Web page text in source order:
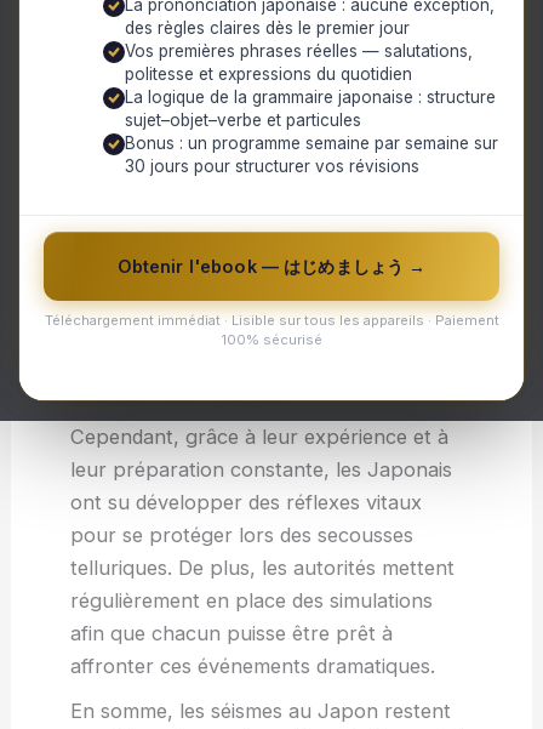
La prononciation japonaise : aucune exception,
des règles claires dès le premier jour
Vos premières phrases réelles — salutations,
politesse et expressions du quotidien
La logique de la grammaire japonaise : structure
sujet–objet–verbe et particules
Bonus : un programme semaine par semaine sur
30 jours pour structurer vos révisions
Obtenir l'ebook — はじめましょう →
Téléchargement immédiat · Lisible sur tous les appareils · Paiement
100% sécurisé
destructeurs qui ont causé des milliers de
victimes et d’importants dégâts matériels.
Malgré sa technologie avancée en matière
de construction parasismique, le Japon
doit encore faire face aux conséquences
Les séismes au Japon peuvent également
provoquer des tsunamis meurtriers,
en 2011 avec la triple catastrophe : un
Cependant, grâce à leur expérience et à
leur préparation constante, les Japonais
ont su développer des réflexes vitaux
pour se protéger lors des secousses
telluriques. De plus, les autorités mettent
régulièrement en place des simulations
afin que chacun puisse être prêt à
affronter ces événements dramatiques.
En somme, les séismes au Japon restent